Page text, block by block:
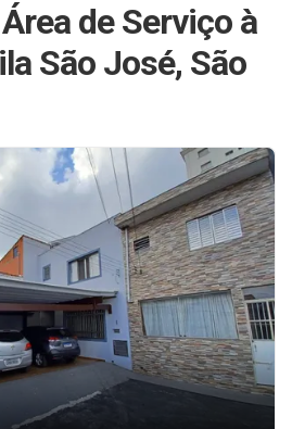
de Serviço à
São José, São